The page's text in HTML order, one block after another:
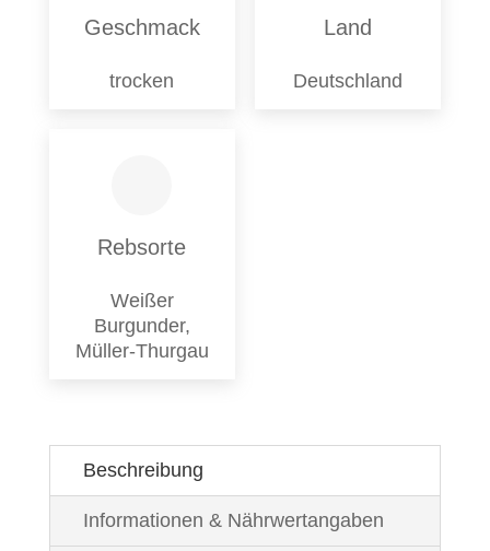
Geschmack
trocken
Land
Deutschland
Rebsorte
Weißer
Burgunder,
Müller-Thurgau
Beschreibung
Informationen & Nährwertangaben